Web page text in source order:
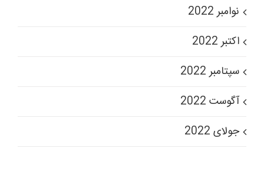
نوامبر 2022
اکتبر 2022
سپتامبر 2022
آگوست 2022
جولای 2022